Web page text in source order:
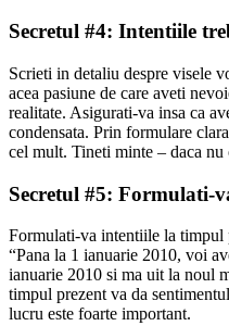
Secretul #4: Intentiile
Scrieti in detaliu despre visele
acea pasiune de care aveti
realitate. Asigurati-va insa ca
condensata. Prin formulare
cel mult. Tineti minte – daca
Secretul #5: Formulati-
Formulati-va intentiile la timpul
“Pana la 1 ianuarie 2010, voi
ianuarie 2010 si ma uit la noul
timpul prezent va da
lucru este foarte important.